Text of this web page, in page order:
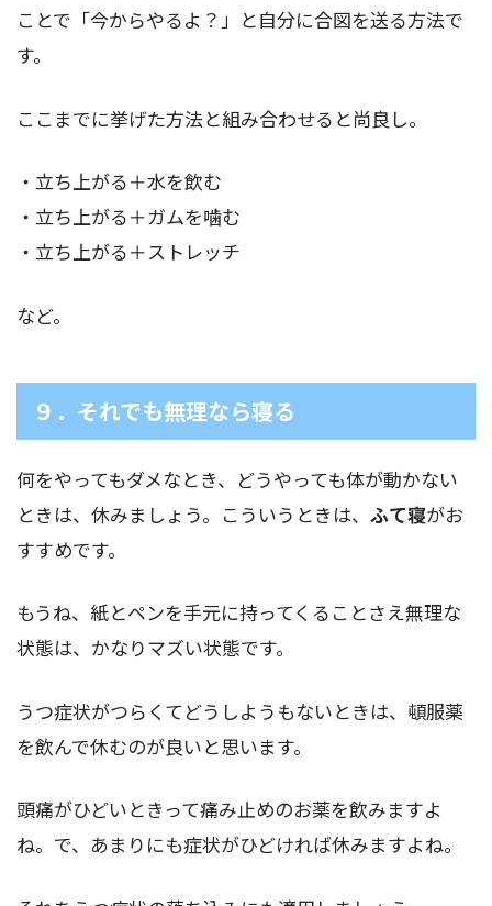
ことで「今からやるよ？」と自分に合図を送る方法で
す。
ここまでに挙げた方法と組み合わせると尚良し。
・立ち上がる＋水を飲む
・立ち上がる＋ガムを噛む
・立ち上がる＋ストレッチ
など。
９．それでも無理なら寝る
何をやってもダメなとき、どうやっても体が動かない
ときは、休みましょう。こういうときは、 ふて寝がお
すすめです。
もうね、紙とペンを手元に持ってくることさえ無理な
状態は、かなりマズい状態です。
うつ症状がつらくてどうしようもないときは、頓服薬
を飲んで休むのが良いと思います。
頭痛がひどいときって痛み止めのお薬を飲みますよ
ね。で、あまりにも症状がひどければ休みますよね。